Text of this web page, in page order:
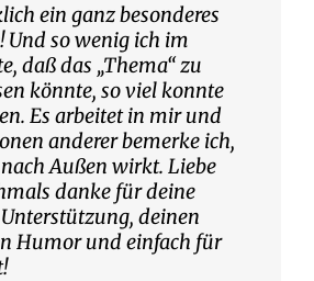
ein ganz besonderes
Und so wenig ich im
daß das „Thema“ zu
könnte, so viel konnte
Es arbeitet in mir und
anderer bemerke ich,
Außen wirkt. Liebe
danke für deine
deinen
Humor und einfach für